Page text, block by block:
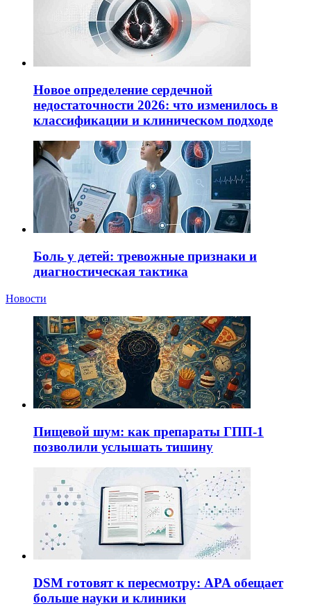
Новое определение сердечной
недостаточности 2026: что изменилось в
классификации и клиническом подходе
Боль у детей: тревожные признаки и
диагностическая тактика
Новости
Пищевой шум: как препараты ГПП-1
позволили услышать тишину
DSM готовят к пересмотру: APA обещает
больше науки и клиники